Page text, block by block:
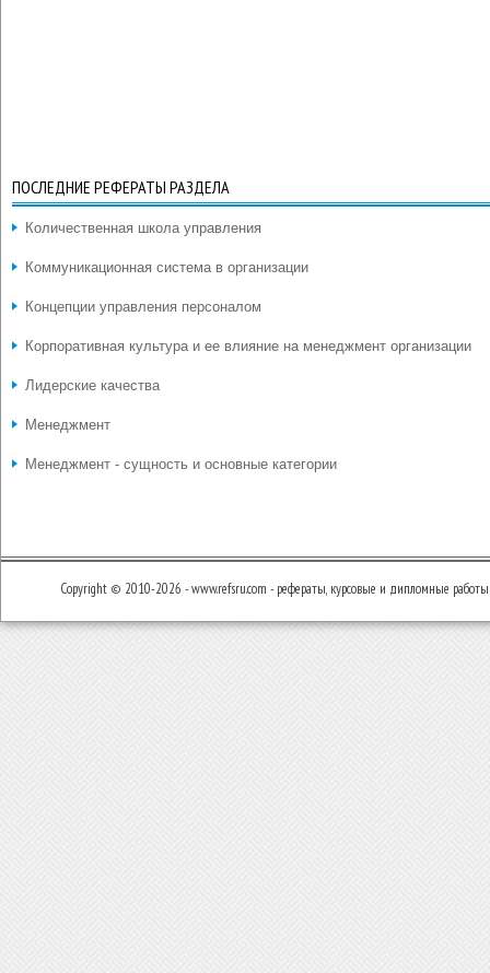
ПОСЛЕДНИЕ РЕФЕРАТЫ РАЗДЕЛА
Количественная школа управления
Коммуникационная система в организации
Концепции управления персоналом
Корпоративная культура и ее влияние на менеджмент организации
Лидерские качества
Менеджмент
Менеджмент - сущность и основные категории
Copyright © 2010-2026 - www.refsru.com - рефераты, курсовые и дипломные работы